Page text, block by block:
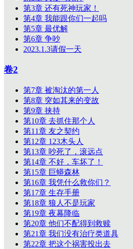
第3章 还有死神玩家！
第4章 我能跟你们一起吗
第5章 最优解
第6章 争吵
2023.1.3请假一天
卷2
第7章 被淘汰的第一人
第8章 突如其来的变故
第9章 挟持
第10章 去抓住那个人
第11章 友之契约
第12章 123木头人
第13章 吵死了，滚远点
第14章 不好，车坏了！
第15章 巨蟒森林
第16章 我凭什么救你们？
第17章 生存手册
第18章 狼人不是玩家
第19章 夜幕降临
第20章 他们不配得到救赎
第21章 我们没有治疗类道具
第22章 把这个祸害投出去